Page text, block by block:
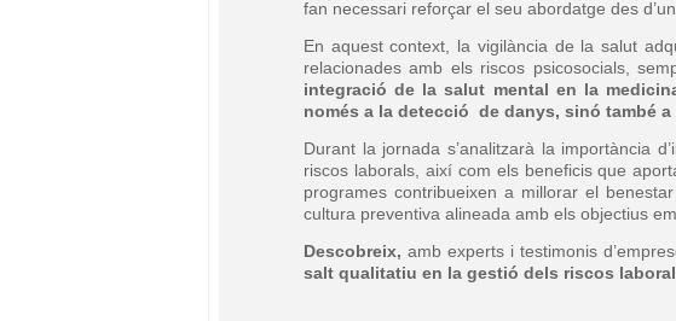
fan necessari reforçar el seu abordatge des
En aquest context, la vigilància de la salut
relacionades amb els riscos psicosocials,
integració de la salut mental en la
només a la detecció de danys, sinó també
Durant la jornada s’analitzarà la importància
riscos laborals, així com els beneficis que
programes contribueixen a millorar el
cultura preventiva alineada amb els objectius
Descobreix, amb experts i testimonis
salt qualitatiu en la gestió dels riscos